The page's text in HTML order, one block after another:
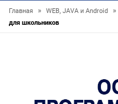
Главная » WEB, JAVA и Android »
для школьников